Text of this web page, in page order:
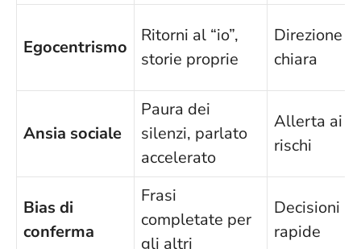
Egocentrismo
Ritorni al “io”,
storie proprie
Direzione
chiara
Ansia sociale
Paura dei
silenzi, parlato
accelerato
Allerta ai
rischi
Bias di
conferma
Frasi
completate per
gli altri
Decisioni
rapide